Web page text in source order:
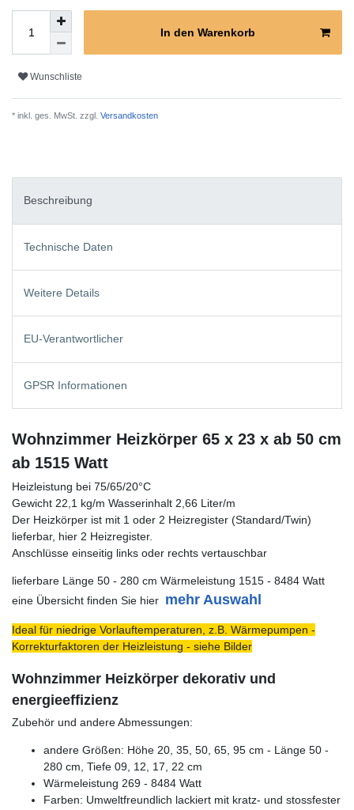
In den Warenkorb
Wunschliste
* inkl. ges. MwSt. zzgl. Versandkosten
Beschreibung
Technische Daten
Weitere Details
EU-Verantwortlicher
GPSR Informationen
Wohnzimmer Heizkörper 65 x 23 x ab 50 cm
ab 1515 Watt
Heizleistung bei 75/65/20°C
Gewicht 22,1 kg/m Wasserinhalt 2,66 Liter/m
Der Heizkörper ist mit 1 oder 2 Heizregister (Standard/Twin)
lieferbar, hier 2 Heizregister.
Anschlüsse einseitig links oder rechts vertauschbar
lieferbare Länge 50 - 280 cm Wärmeleistung 1515 - 8484 Watt
eine Übersicht finden Sie hier mehr Auswahl
Ideal für niedrige Vorlauftemperaturen, z.B. Wärmepumpen -
Korrekturfaktoren der Heizleistung - siehe Bilder
Wohnzimmer Heizkörper dekorativ und
energieeffizienz
Zubehör und andere Abmessungen:
andere Größen: Höhe 20, 35, 50, 65, 95 cm - Länge 50 -
280 cm, Tiefe 09, 12, 17, 22 cm
Wärmeleistung 269 - 8484 Watt
Farben: Umweltfreundlich lackiert mit kratz- und stossfester